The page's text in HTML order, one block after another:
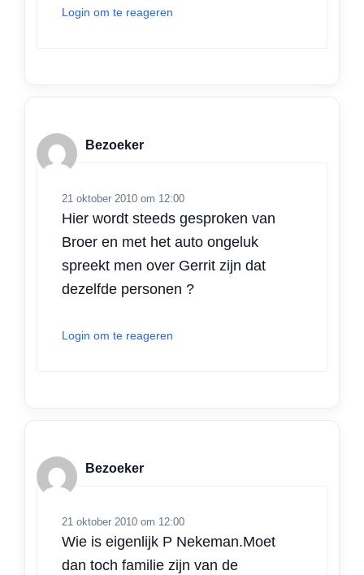
Login om te reageren
Bezoeker
21 oktober 2010 om 12:00
Hier wordt steeds gesproken van
Broer en met het auto ongeluk
spreekt men over Gerrit zijn dat
dezelfde personen ?
Login om te reageren
Bezoeker
21 oktober 2010 om 12:00
Wie is eigenlijk P Nekeman.Moet
dan toch familie zijn van de